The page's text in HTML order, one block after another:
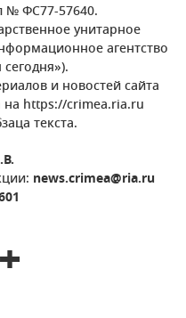
№ ФС77-57640.
унитарное
агентство
и новостей сайта
https://crimea.ria.ru
текста.
news.crimea@ria.ru